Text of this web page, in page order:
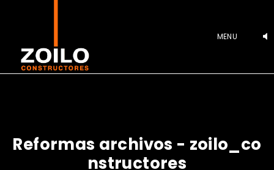
MENU
Reformas archivos - zoilo co
nstructores